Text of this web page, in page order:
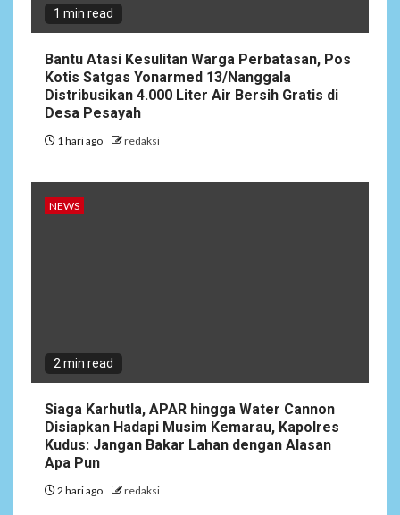
Ucapan Diduga
Merendahkan Wartawan
Dinilai Cederai Martabat
1 min read
Bantu Atasi Kesulitan Warga Perbatasan, Pos
Kotis Satgas Yonarmed 13/Nanggala
Distribusikan 4.000 Liter Air Bersih Gratis di
Desa Pesayah
1 hari ago redaksi
NEWS
2 min read
Siaga Karhutla, APAR hingga Water Cannon
Disiapkan Hadapi Musim Kemarau, Kapolres
Kudus: Jangan Bakar Lahan dengan Alasan
Apa Pun
2 hari ago redaksi